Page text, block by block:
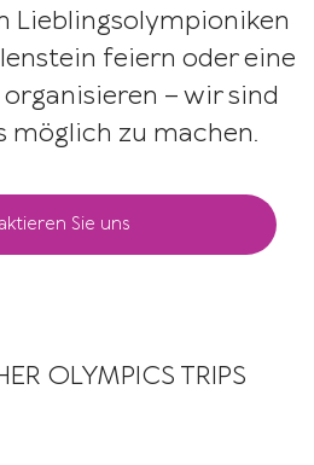
Lieblingsolympioniken
feiern oder eine
– wir sind
möglich zu machen.
Sie uns
OLYMPICS TRIPS